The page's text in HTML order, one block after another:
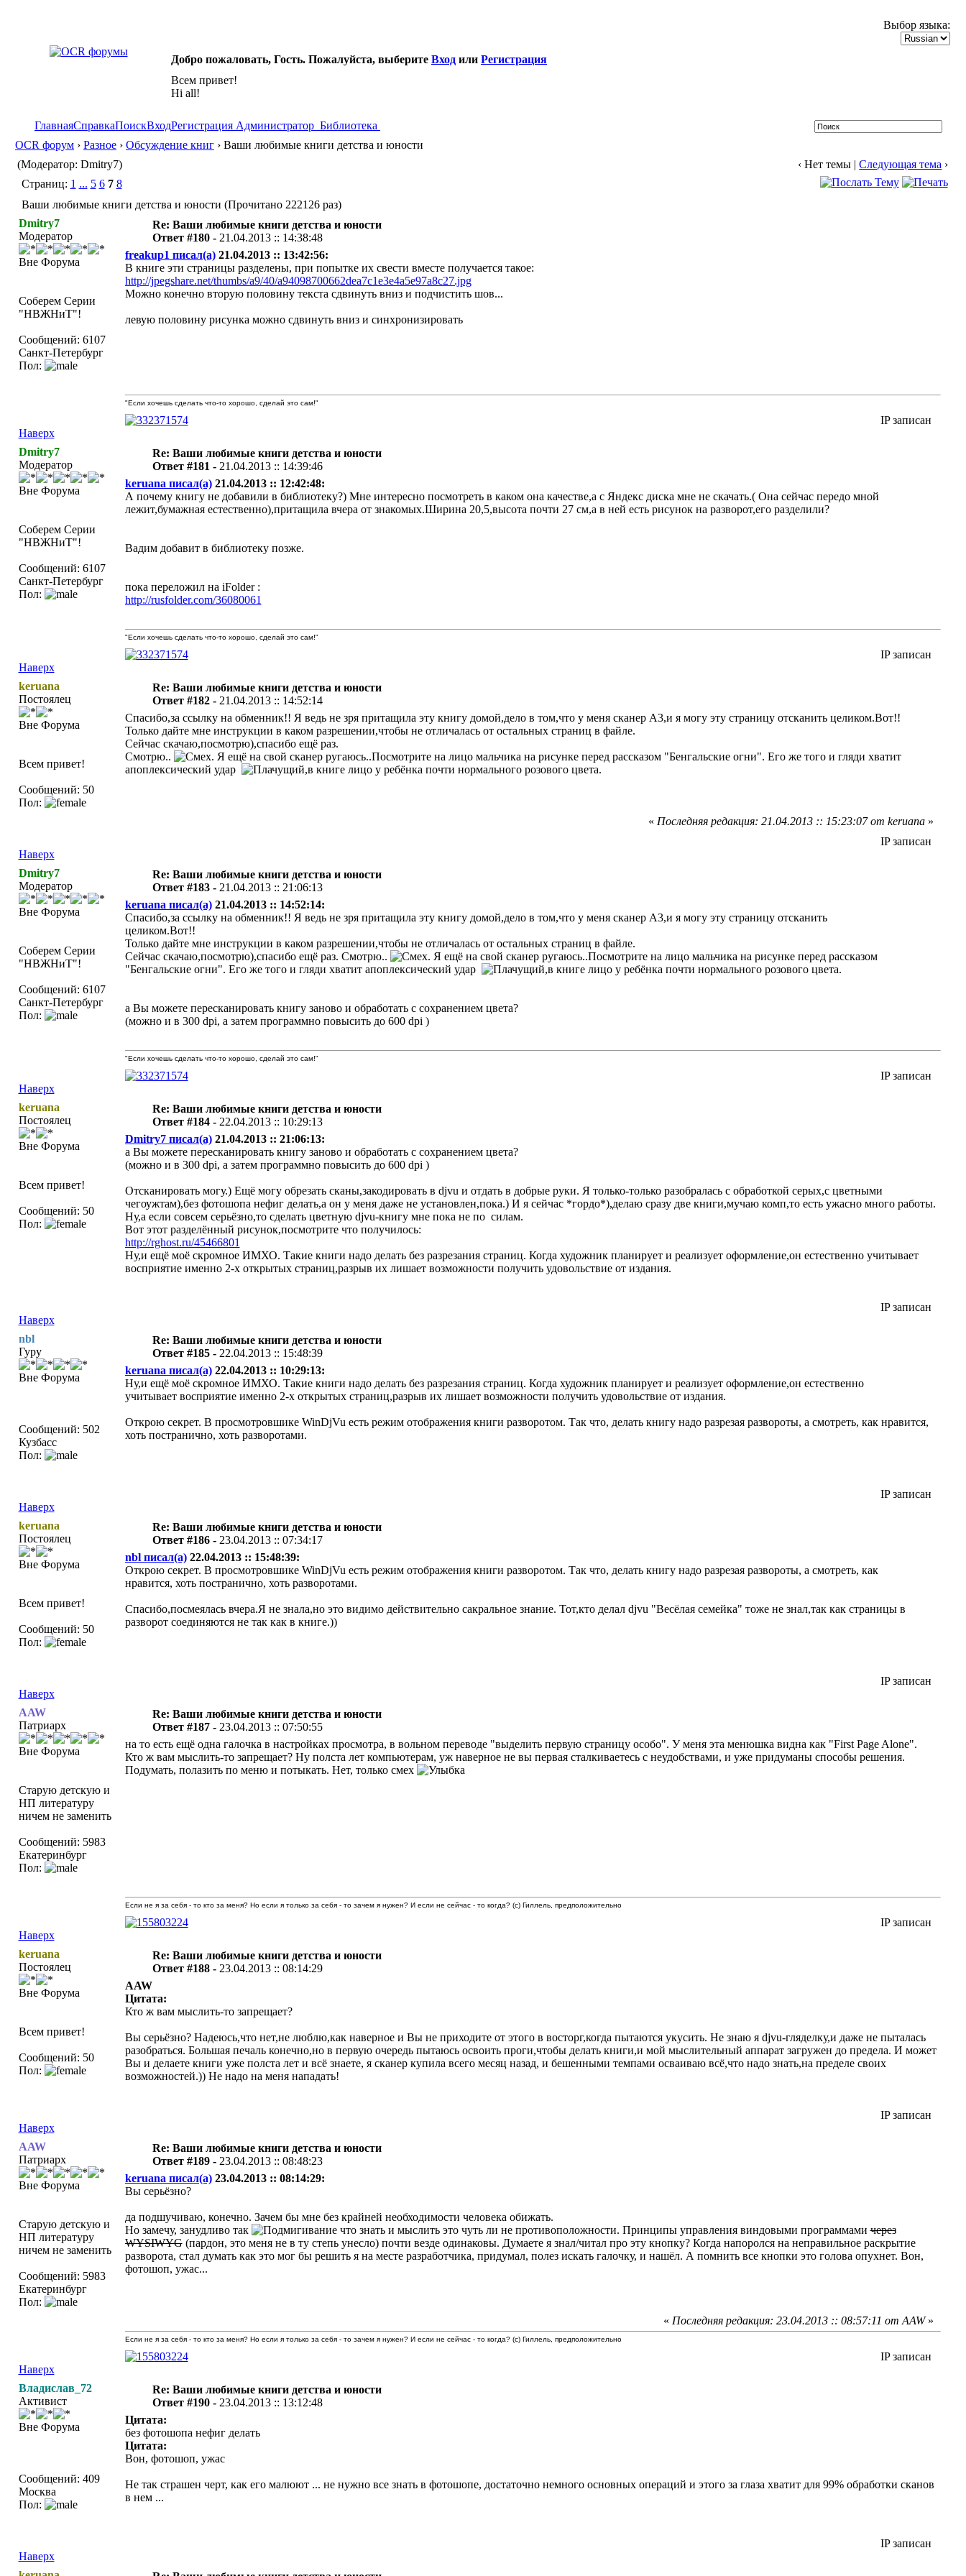
Выбор языка:
Добро пожаловать, Гость. Пожалуйста, выберите Вход или Регистрация
Всем привет!
Hi all!
ГлавнаяСправкаПоискВходРегистрация Администратор Библиотека
OCR форум › Разное › Обсуждение книг › Ваши любимые книги детства и юности
(Модератор: Dmitry7)
‹ Нет темы |Следующая тема ›
Страниц: 1 ... 5 6 7 8
Ваши любимые книги детства и юности (Прочитано 222126 раз)
Dmitry7
Модератор
Вне Форума
Соберем Серии
"НВЖНиТ"!
Сообщений: 6107
Санкт-Петербург
Пол:
Re: Ваши любимые книги детства и юности
Ответ #180 - 21.04.2013 :: 14:38:48
freakup1 писал(а)21.04.2013 :: 13:42:56:
В книге эти страницы разделены, при попытке их свести вместе получается такое:
http://jpegshare.net/thumbs/a9/40/a94098700662dea7c1e3e4a5e97a8c27.jpg
Можно конечно вторую половину текста сдвинуть вниз и подчистить шов...
левую половину рисунка можно сдвинуть вниз и синхронизировать
Наверх
"Если хочешь сделать что-то хорошо, сделай это сам!"
IP записан
Dmitry7
Модератор
Вне Форума
Соберем Серии
"НВЖНиТ"!
Сообщений: 6107
Санкт-Петербург
Пол:
Re: Ваши любимые книги детства и юности
Ответ #181 - 21.04.2013 :: 14:39:46
keruana писал(а)21.04.2013 :: 12:42:48:
А почему книгу не добавили в библиотеку?) Мне интересно посмотреть в каком она качестве,а с Яндекс диска мне не скачать.( Она сейчас передо мной
лежит,бумажная естественно),притащила вчера от знакомых.Ширина 20,5,высота почти 27 см,а в ней есть рисунок на разворот,его разделили?
Вадим добавит в библиотеку позже.
пока переложил на iFolder :
http://rusfolder.com/36080061
Наверх
"Если хочешь сделать что-то хорошо, сделай это сам!"
IP записан
keruana
Постоялец
Вне Форума
Всем привет!
Сообщений: 50
Пол:
Re: Ваши любимые книги детства и юности
Ответ #182 - 21.04.2013 :: 14:52:14
Спасибо,за ссылку на обменник!! Я ведь не зря притащила эту книгу домой,дело в том,что у меня сканер А3,и я могу эту страницу отсканить целиком.Вот!!
Только дайте мне инструкции в каком разрешении,чтобы не отличалась от остальных страниц в файле.
Сейчас скачаю,посмотрю),спасибо ещё раз.
Смотрю..
. Я ещё на свой сканер ругаюсь..Посмотрите на лицо мальчика на рисунке перед рассказом "Бенгальские огни". Его же того и гляди хватит
апоплексический удар
,в книге лицо у ребёнка почти нормального розового цвета.
Наверх
« Последняя редакция: 21.04.2013 :: 15:23:07 от keruana »
IP записан
Dmitry7
Модератор
Вне Форума
Соберем Серии
"НВЖНиТ"!
Сообщений: 6107
Санкт-Петербург
Пол:
Re: Ваши любимые книги детства и юности
Ответ #183 - 21.04.2013 :: 21:06:13
keruana писал(а)21.04.2013 :: 14:52:14:
Спасибо,за ссылку на обменник!! Я ведь не зря притащила эту книгу домой,дело в том,что у меня сканер А3,и я могу эту страницу отсканить
целиком.Вот!!
Только дайте мне инструкции в каком разрешении,чтобы не отличалась от остальных страниц в файле.
Сейчас скачаю,посмотрю),спасибо ещё раз. Смотрю..
. Я ещё на свой сканер ругаюсь..Посмотрите на лицо мальчика на рисунке перед рассказом
"Бенгальские огни". Его же того и гляди хватит апоплексический удар
,в книге лицо у ребёнка почти нормального розового цвета.
а Вы можете пересканировать книгу заново и обработать с сохранением цвета?
(можно и в 300 dpi, а затем программно повысить до 600 dpi )
Наверх
"Если хочешь сделать что-то хорошо, сделай это сам!"
IP записан
keruana
Постоялец
Вне Форума
Всем привет!
Сообщений: 50
Пол:
Re: Ваши любимые книги детства и юности
Ответ #184 - 22.04.2013 :: 10:29:13
Dmitry7 писал(а)21.04.2013 :: 21:06:13:
а Вы можете пересканировать книгу заново и обработать с сохранением цвета?
(можно и в 300 dpi, а затем программно повысить до 600 dpi )
Отсканировать могу.) Ещё могу обрезать сканы,закодировать в djvu и отдать в добрые руки. Я только-только разобралась с обработкой серых,с цветными
чегоужтам),без фотошопа нефиг делать,а он у меня даже не установлен,пока.) И я сейчас *гордо*),делаю сразу две книги,мучаю комп,то есть ужасно много работы.
Ну,а если совсем серьёзно,то сделать цветную djvu-книгу мне пока не по силам.
Вот этот разделённый рисунок,посмотрите что получилось:
http://rghost.ru/45466801
Ну,и ещё моё скромное ИМХО. Такие книги надо делать без разрезания страниц. Когда художник планирует и реализует оформление,он естественно учитывает
восприятие именно 2-х открытых страниц,разрыв их лишает возможности получить удовольствие от издания.
Наверх
IP записан
nbl
Гуру
Вне Форума
Сообщений: 502
Кузбасс
Пол:
Re: Ваши любимые книги детства и юности
Ответ #185 - 22.04.2013 :: 15:48:39
keruana писал(а)22.04.2013 :: 10:29:13:
Ну,и ещё моё скромное ИМХО. Такие книги надо делать без разрезания страниц. Когда художник планирует и реализует оформление,он естественно
учитывает восприятие именно 2-х открытых страниц,разрыв их лишает возможности получить удовольствие от издания.
Открою секрет. В просмотровшике WinDjVu есть режим отображения книги разворотом. Так что, делать книгу надо разрезая развороты, а смотреть, как нравится,
хоть постранично, хоть разворотами.
Наверх
IP записан
keruana
Постоялец
Вне Форума
Всем привет!
Сообщений: 50
Пол:
Re: Ваши любимые книги детства и юности
Ответ #186 - 23.04.2013 :: 07:34:17
nbl писал(а)22.04.2013 :: 15:48:39:
Открою секрет. В просмотровшике WinDjVu есть режим отображения книги разворотом. Так что, делать книгу надо разрезая развороты, а смотреть, как
нравится, хоть постранично, хоть разворотами.
Спасибо,посмеялась вчера.Я не знала,но это видимо действительно сакральное знание. Тот,кто делал djvu "Весёлая семейка" тоже не знал,так как страницы в
разворот соединяются не так как в книге.))
Наверх
IP записан
AAW
Патриарх
Вне Форума
Старую детскую и
НП литературу
ничем не заменить
Сообщений: 5983
Екатеринбург
Пол:
Re: Ваши любимые книги детства и юности
Ответ #187 - 23.04.2013 :: 07:50:55
на то есть ещё одна галочка в настройках просмотра, в вольном переводе "выделить первую страницу особо". У меня эта менюшка видна как "First Page Alone".
Кто ж вам мыслить-то запрещает? Ну полста лет компьютерам, уж наверное не вы первая сталкиваетесь с неудобствами, и уже придуманы способы решения.
Подумать, полазить по меню и потыкать. Нет, только смех
Наверх
Если не я за себя - то кто за меня? Но если я только за себя - то зачем я нужен? И если не сейчас - то когда? (с) Гиллель, предположительно
IP записан
keruana
Постоялец
Вне Форума
Всем привет!
Сообщений: 50
Пол:
Re: Ваши любимые книги детства и юности
Ответ #188 - 23.04.2013 :: 08:14:29
AAW
Цитата:
Кто ж вам мыслить-то запрещает?
Вы серьёзно? Надеюсь,что нет,не люблю,как наверное и Вы не приходите от этого в восторг,когда пытаются укусить. Не знаю я djvu-гляделку,и даже не пыталась
разобраться. Большая печаль конечно,но в первую очередь пытаюсь освоить проги,чтобы делать книги,и мой мыслительный аппарат загружен до предела. И может
Вы и делаете книги уже полста лет и всё знаете, я сканер купила всего месяц назад, и бешенными темпами осваиваю всё,что надо знать,на пределе своих
возможностей.)) Не надо на меня нападать!
Наверх
IP записан
AAW
Патриарх
Вне Форума
Старую детскую и
НП литературу
ничем не заменить
Сообщений: 5983
Екатеринбург
Пол:
Re: Ваши любимые книги детства и юности
Ответ #189 - 23.04.2013 :: 08:48:23
keruana писал(а)23.04.2013 :: 08:14:29:
Вы серьёзно?
да подшучиваю, конечно. Зачем бы мне без крайней необходимости человека обижать.
Но замечу, занудливо так
что знать и мыслить это чуть ли не противоположности. Принципы управления виндовыми программамичерез
WYSIWYG(пардон, это меня не в ту степь унесло) почти везде одинаковы. Думаете я знал/читал про эту кнопку? Когда напоролся на неправильное раскрытие
разворота, стал думать как это мог бы решить я на месте разработчика, придумал, полез искать галочку, и нашёл. А помнить все кнопки это голова опухнет. Вон,
фотошоп, ужас...
Наверх
« Последняя редакция: 23.04.2013 :: 08:57:11 от AAW»
Если не я за себя - то кто за меня? Но если я только за себя - то зачем я нужен? И если не сейчас - то когда? (с) Гиллель, предположительно
IP записан
Владислав_72
Активист
Вне Форума
Сообщений: 409
Москва
Пол:
Re: Ваши любимые книги детства и юности
Ответ #190 - 23.04.2013 :: 13:12:48
Цитата:
без фотошопа нефиг делать
Цитата:
Вон, фотошоп, ужас
Не так страшен черт, как его малюют ... не нужно все знать в фотошопе, достаточно немного основных операций и этого за глаза хватит для 99% обработки сканов
в нем ...
Наверх
IP записан